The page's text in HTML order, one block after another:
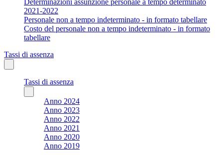
2021-2022
Personale non a tempo indeterminato - in formato tabellare
Costo del personale non a tempo indeterminato - in formato
tabellare
Tassi di assenza
Tassi di assenza
Anno 2024
Anno 2023
Anno 2022
Anno 2021
Anno 2020
Anno 2019